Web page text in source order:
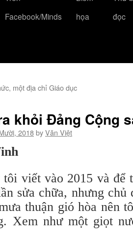
Facebook/Minds
họa
đọc
một địa chỉ Giáo dục
khỏi Đảng Cộng
2018byVăn Việt
tôi viết vào 2015 và để
sửa chữa, nhưng chủ
thuận gió hòa nên
Xem như một giọt